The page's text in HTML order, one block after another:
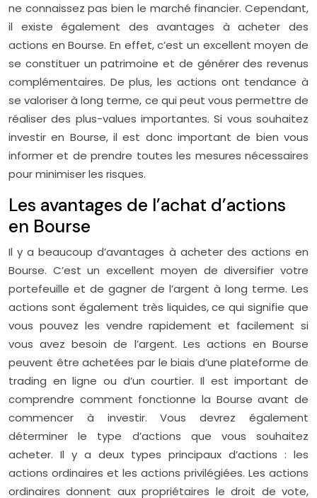
ne connaissez pas bien le marché financier. Cependant,
il existe également des avantages à acheter des
actions en Bourse. En effet, c’est un excellent moyen de
se constituer un patrimoine et de générer des revenus
complémentaires. De plus, les actions ont tendance à
se valoriser à long terme, ce qui peut vous permettre de
réaliser des plus-values importantes. Si vous souhaitez
investir en Bourse, il est donc important de bien vous
informer et de prendre toutes les mesures nécessaires
pour minimiser les risques.
Les avantages de l’achat d’actions
en Bourse
Il y a beaucoup d’avantages à acheter des actions en
Bourse. C’est un excellent moyen de diversifier votre
portefeuille et de gagner de l’argent à long terme. Les
actions sont également très liquides, ce qui signifie que
vous pouvez les vendre rapidement et facilement si
vous avez besoin de l’argent. Les actions en Bourse
peuvent être achetées par le biais d’une plateforme de
trading en ligne ou d’un courtier. Il est important de
comprendre comment fonctionne la Bourse avant de
commencer à investir. Vous devrez également
déterminer le type d’actions que vous souhaitez
acheter. Il y a deux types principaux d’actions : les
actions ordinaires et les actions privilégiées. Les actions
ordinaires donnent aux propriétaires le droit de vote,